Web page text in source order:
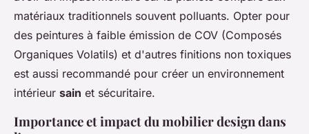
matériaux traditionnels souvent polluants. Opter pour
des peintures à faible émission de COV (Composés
Organiques Volatils) et d'autres finitions non toxiques
est aussi recommandé pour créer un environnement
intérieur sain et sécuritaire.
Importance et impact du mobilier design dans